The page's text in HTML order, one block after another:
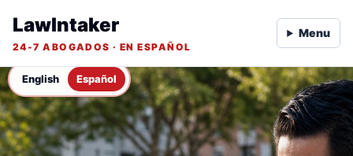
English Español
LawIntaker
24-7 ABOGADOS · EN ESPAÑOL
Menu